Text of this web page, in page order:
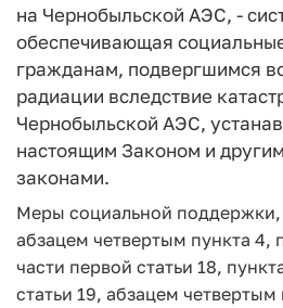
на Чернобыльской АЭС, -
обеспечивающая
гражданам, подвергшимся
радиации вследствие
Чернобыльской АЭС,
настоящим Законом и
законами.
Меры социальной
абзацем четвертым пункта 4,
части первой статьи 18,
статьи 19, абзацем четвертым